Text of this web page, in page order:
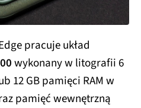
pracuje układ
wykonany w litografii 6
12 GB pamięci RAM w
pamięć wewnętrzną